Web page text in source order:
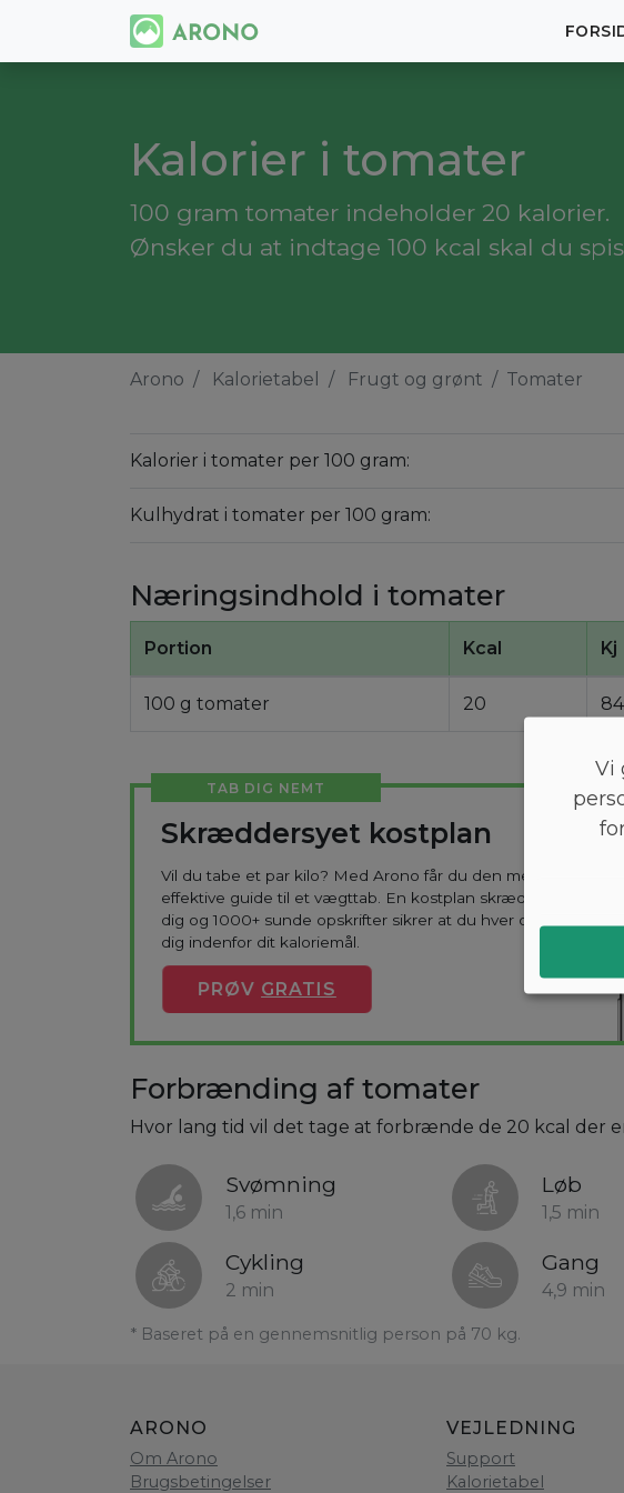
Kalorier i tomater
100 gram tomater indeholder 20 kalorier.
Ønsker du at indtage 100 kcal skal du
Arono Kalorietabel Frugt og grønt Tomater
Kalorier i tomater per 100 gram:
Kulhydrat i tomater per 100 gram:
Næringsindhold i tomater
Portion Kcal Kj
100 g tomater 20 84
TAB DIG NEMT
Skræddersyet kostplan
Vil du tabe et par kilo? Med Arono får du den mest
effektive guide til et vægttab. En kostplan skræddersyes til
dig og 1000+ sunde opskrifter sikrer at du hver dag holder
dig indenfor dit kaloriemål.
PRØV GRATIS
Forbrænding af tomater
Hvor lang tid vil det tage at forbrænde de 20 kcal der
Svømning
1,6 min
Løb
1,5 min
Cykling
2 min
Gang
4,9 min
* Baseret på en gennemsnitlig person på 70 kg.
ARONO
Om Arono
Brugsbetingelser
VEJLEDNING
Support
Kalorietabel
Vi